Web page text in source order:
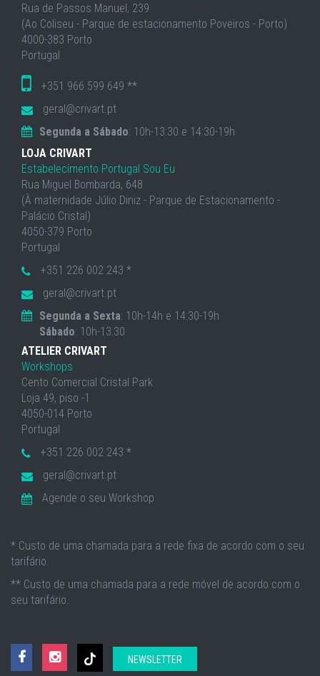
Rua de Passos Manuel, 239
(Ao Coliseu - Parque de estacionamento Poveiros - Porto)
4000-383 Porto
Portugal
+351 966 599 649 **
geral@crivart.pt
Segunda a Sábado: 10h-13:30 e 14:30-19h
LOJA CRIVART
Estabelecimento Portugal Sou Eu
Rua Miguel Bombarda, 648
(À maternidade Júlio Diniz - Parque de Estacionamento -
Palácio Cristal)
4050-379 Porto
Portugal
+351 226 002 243 *
geral@crivart.pt
Segunda a Sexta: 10h-14h e 14:30-19h
Sábado: 10h-13:30
ATELIER CRIVART
Workshops
Cento Comercial Cristal Park
Loja 49, piso -1
4050-014 Porto
Portugal
+351 226 002 243 *
geral@crivart.pt
Agende o seu Workshop
* Custo de uma chamada para a rede fixa de acordo com o seu
tarifário.
** Custo de uma chamada para a rede móvel de acordo com o
seu tarifário.
NEWSLETTER